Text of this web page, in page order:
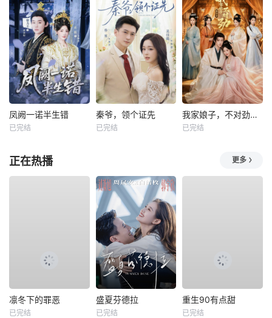
凤阙一诺半生错
已完结
秦爷，领个证先
已完结
我家娘子，不对劲第四季
已完结
正在热播 更多
凛冬下的罪恶
已完结
盛夏芬德拉
已完结
重生90有点甜
已完结